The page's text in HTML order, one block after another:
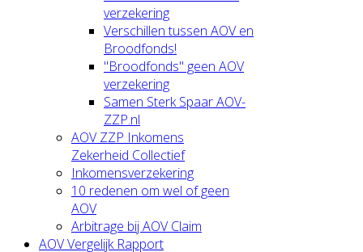
verzekering
Verschillen tussen AOV en
Broodfonds!
"Broodfonds" geen AOV
verzekering
Samen Sterk Spaar AOV-
ZZP.nl
AOV ZZP Inkomens
Zekerheid Collectief
Inkomensverzekering
10 redenen om wel of geen
AOV
Arbitrage bij AOV Claim
AOV Vergelijk Rapport